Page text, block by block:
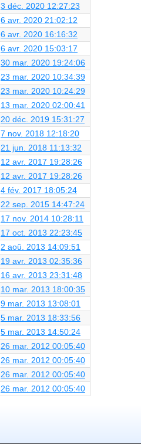
3 déc. 2020 12:27:23
6 avr. 2020 21:02:12
6 avr. 2020 16:16:32
6 avr. 2020 15:03:17
30 mar. 2020 19:24:06
23 mar. 2020 10:34:39
23 mar. 2020 10:24:29
13 mar. 2020 02:00:41
20 déc. 2019 15:31:27
7 nov. 2018 12:18:20
21 jun. 2018 11:13:32
12 avr. 2017 19:28:26
12 avr. 2017 19:28:26
4 fév. 2017 18:05:24
22 sep. 2015 14:47:24
17 nov. 2014 10:28:11
17 oct. 2013 22:23:45
2 aoû. 2013 14:09:51
19 avr. 2013 02:35:36
16 avr. 2013 23:31:48
10 mar. 2013 18:00:35
9 mar. 2013 13:08:01
5 mar. 2013 18:33:56
5 mar. 2013 14:50:24
26 mar. 2012 00:05:40
26 mar. 2012 00:05:40
26 mar. 2012 00:05:40
26 mar. 2012 00:05:40